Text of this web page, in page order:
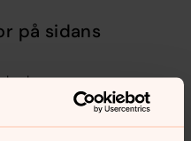
på sidans